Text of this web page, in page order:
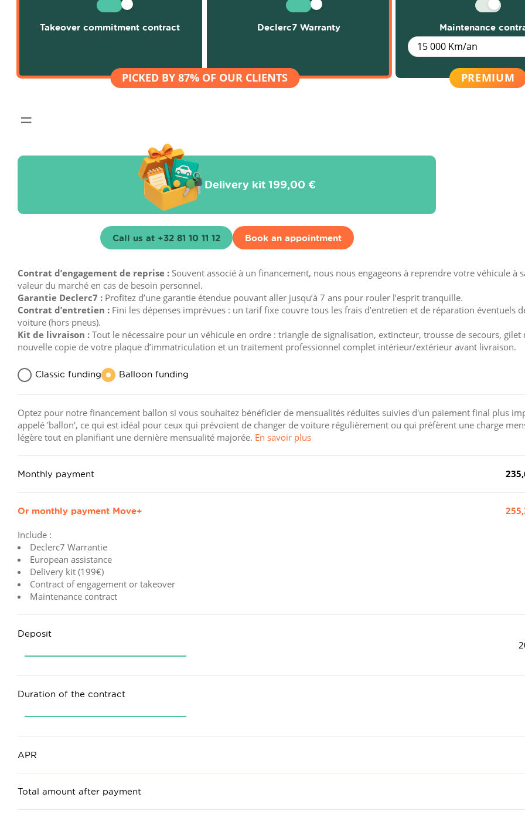
Takeover commitment contract Declerc7 Warranty Maintenance
Delivery kit199,00 €
Call us at +32 81 10 11 12 Book an appointment
Contrat d’engagement de reprise : Souvent associé à un financement, nous nous engageons à reprendre votre véhicule à
valeur du marché en cas de besoin personnel.
Garantie Declerc7 : Profitez d’une garantie étendue pouvant aller jusqu’à 7 ans pour rouler l’esprit tranquille.
Contrat d’entretien : Fini les dépenses imprévues : un tarif fixe couvre tous les frais d’entretien et de réparation éventuels
voiture (hors pneus).
Kit de livraison : Tout le nécessaire pour un véhicule en ordre : triangle de signalisation, extincteur, trousse de secours, gilet
nouvelle copie de votre plaque d’immatriculation et un traitement professionnel complet intérieur/extérieur avant livraison.
Classic funding Balloon funding
Optez pour notre financement ballon si vous souhaitez bénéficier de mensualités réduites suivies d'un paiement final plus
appelé 'ballon', ce qui est idéal pour ceux qui prévoient de changer de voiture régulièrement ou qui préfèrent une charge
légère tout en planifiant une dernière mensualité majorée. En savoir plus
Monthly payment
Or monthly payment Move+
Include :
Declerc7 Warrantie
European assistance
Delivery kit (199€)
Contract of engagement or takeover
Maintenance contract
Deposit
Duration of the contract
APR
Total amount after payment